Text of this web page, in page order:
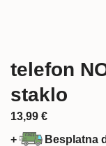
telefon
staklo
13,99 €
+
Besplatna